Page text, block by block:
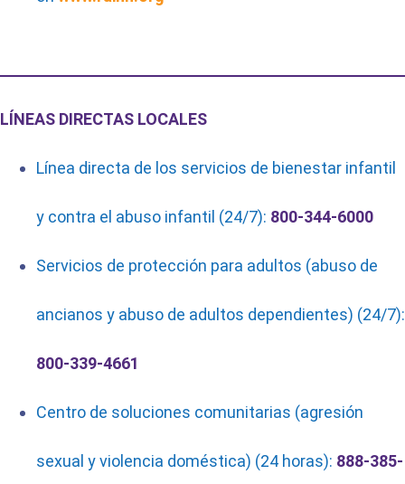
LÍNEAS DIRECTAS LOCALES
Línea directa de los servicios de bienestar infantil
y contra el abuso infantil (24/7): 800-344-6000
Servicios de protección para adultos (abuso de
ancianos y abuso de adultos dependientes) (24/7):
800-339-4661
Centro de soluciones comunitarias (agresión
sexual y violencia doméstica) (24 horas): 888-385-